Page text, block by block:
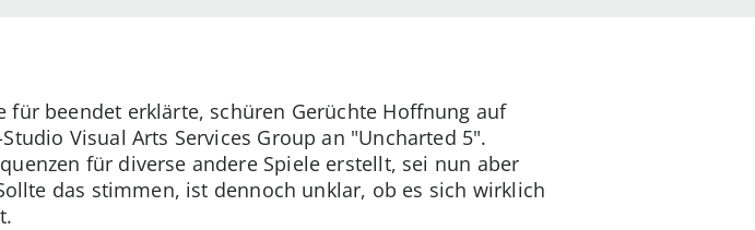
beendet erklärte, schüren Gerüchte Hoffnung auf
Visual Arts Services Group an "Uncharted 5".
für diverse andere Spiele erstellt, sei nun aber
das stimmen, ist dennoch unklar, ob es sich wirklich